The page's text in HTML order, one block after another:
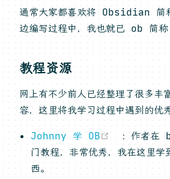
通常大家都喜欢将 Obsidian 简
边编写过程中，我也就已 ob 简称
教程资源
网上有不少前人已经整理了很多丰
容，这里将我学习过程中遇到的优
Johnny 学 OB (opens
：作者在
门教程，非常优秀，我在这里学
西。